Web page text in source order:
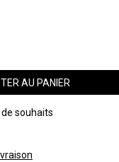
AU PANIER
souhaits